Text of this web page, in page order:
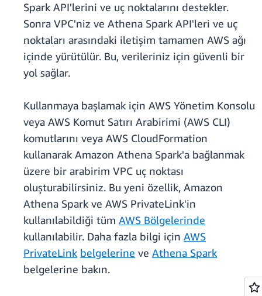
Spark API'lerini ve uç noktalarını destekler.
Sonra VPC'niz ve Athena Spark API'leri ve uç
noktaları arasındaki iletişim tamamen AWS ağı
içinde yürütülür. Bu, verileriniz için güvenli bir
yol sağlar.
Kullanmaya başlamak için AWS Yönetim Konsolu
veya AWS Komut Satırı Arabirimi (AWS CLI)
komutlarını veya AWS CloudFormation
kullanarak Amazon Athena Spark'a bağlanmak
üzere bir arabirim VPC uç noktası
oluşturabilirsiniz. Bu yeni özellik, Amazon
Athena Spark ve AWS PrivateLink'in
kullanılabildiği tüm AWS Bölgelerinde
kullanılabilir. Daha fazla bilgi için AWS
PrivateLink belgelerine ve Athena Spark
belgelerine bakın.